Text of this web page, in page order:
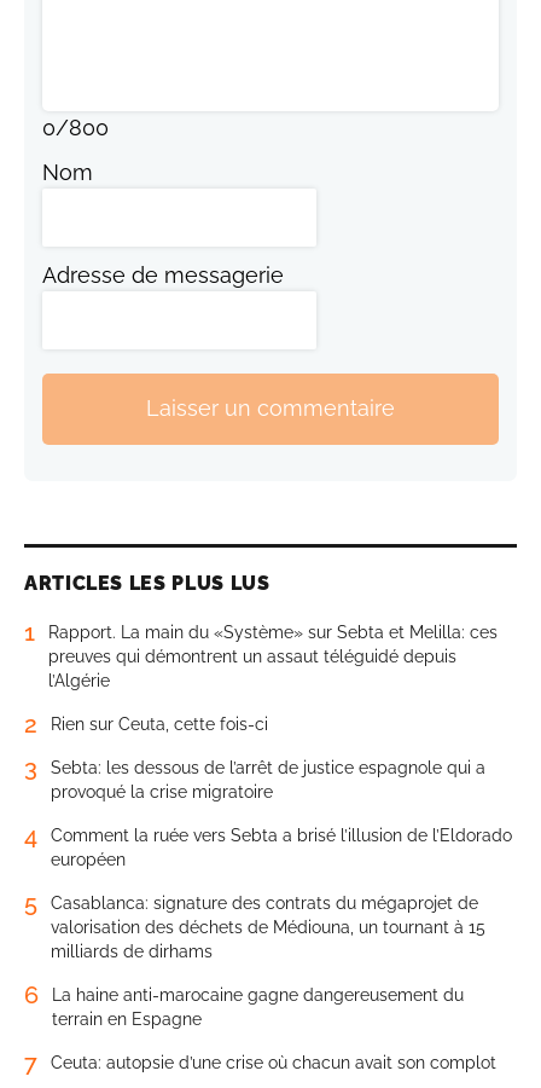
0/800
Nom
Adresse de messagerie
Laisser un commentaire
ARTICLES LES PLUS LUS
1
Rapport. La main du «Système» sur Sebta et Melilla: ces
preuves qui démontrent un assaut téléguidé depuis
l’Algérie
2 Rien sur Ceuta, cette fois-ci
3
Sebta: les dessous de l’arrêt de justice espagnole qui a
provoqué la crise migratoire
4
Comment la ruée vers Sebta a brisé l’illusion de l’Eldorado
européen
5
Casablanca: signature des contrats du mégaprojet de
valorisation des déchets de Médiouna, un tournant à 15
milliards de dirhams
6
La haine anti-marocaine gagne dangereusement du
terrain en Espagne
7 Ceuta: autopsie d’une crise où chacun avait son complot